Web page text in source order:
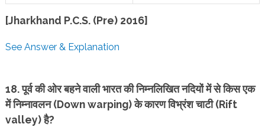
[Jharkhand P.C.S. (Pre) 2016]
See Answer & Explanation
18. पूर्व की ओर बहने वाली भारत की निम्नलिखित नदियों में से किस एक
में निम्नावलन (Down warping) के कारण विभ्रंश चाटी(Rift
valley) है?